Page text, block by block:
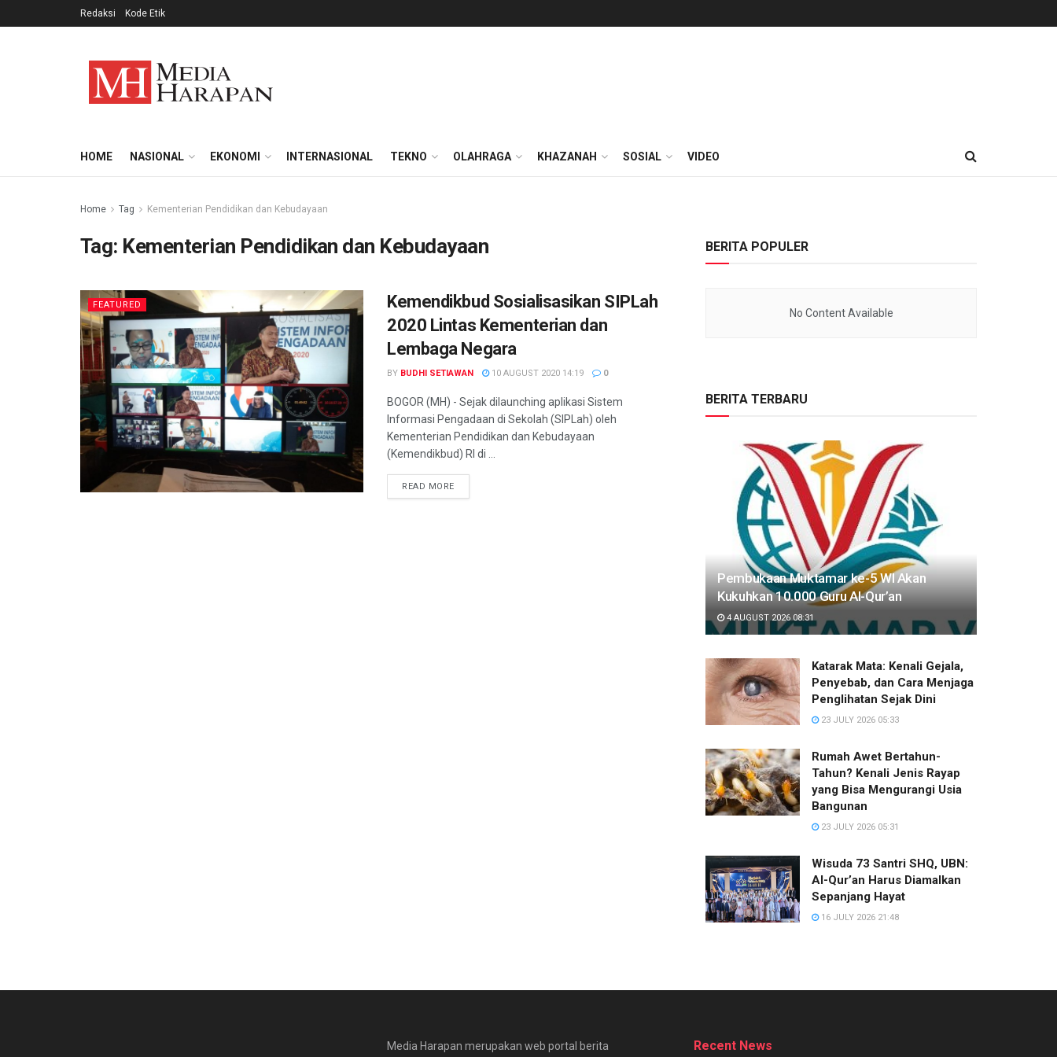
Redaksi Kode Etik
HOME NASIONAL EKONOMI INTERNASIONAL TEKNO OLAHRAGA KHAZANAH SOSIAL VIDEO
Home Tag Kementerian Pendidikan dan Kebudayaan
Tag: Kementerian Pendidikan dan Kebudayaan
FEATURED
Kemendikbud Sosialisasikan SIPLah
2020 Lintas Kementerian dan
Lembaga Negara
BY BUDHI SETIAWAN 10 AUGUST 2020 14:19 0
BOGOR (MH) - Sejak dilaunching aplikasi Sistem
Informasi Pengadaan di Sekolah (SIPLah) oleh
Kementerian Pendidikan dan Kebudayaan
(Kemendikbud) RI di ...
READ MORE
BERITA POPULER
No Content Available
BERITA TERBARU
Pembukaan Muktamar ke-5 WI Akan
Kukuhkan 10.000 Guru Al-Qur’an
4 AUGUST 2026 08:31
Katarak Mata: Kenali Gejala,
Penyebab, dan Cara Menjaga
Penglihatan Sejak Dini
23 JULY 2026 05:33
Rumah Awet Bertahun-
Tahun? Kenali Jenis Rayap
yang Bisa Mengurangi Usia
Bangunan
23 JULY 2026 05:31
Wisuda 73 Santri SHQ, UBN:
Al-Qur’an Harus Diamalkan
Sepanjang Hayat
16 JULY 2026 21:48
Media Harapan merupakan web portal berita
Recent News